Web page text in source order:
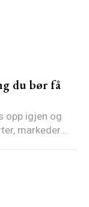
du bør få
opp igjen og
markeder...